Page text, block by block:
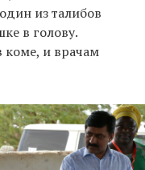
из талибов
в голову.
коме, и врачам